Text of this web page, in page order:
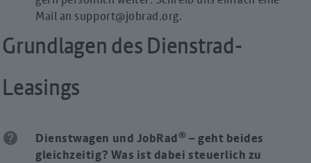
Mail an support@jobrad.org.
Grundlagen des Dienstrad-
Leasings
help Dienstwagen und JobRad® – geht beides
gleichzeitig? Was ist dabei steuerlich zu